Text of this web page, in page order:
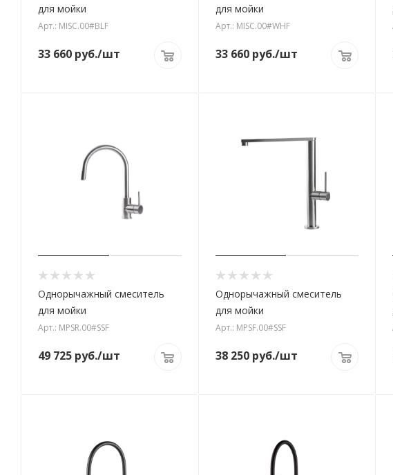
для мойки
Арт.: MISC.00#BLF
33 660 руб./шт
для мойки
Арт.: MISC.00#WHF
33 660руб./шт
Однорычажный смеситель
для мойки
Арт.: MPSR.00#SSF
49 725 руб./шт
Однорычажный смеситель
для мойки
Арт.: MPSF.00#SSF
38 250руб./шт